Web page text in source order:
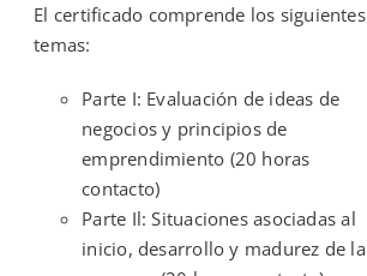
El certificado comprende los siguientes
temas:
Parte I: Evaluación de ideas de
negocios y principios de
emprendimiento (20 horas
contacto)
Parte Il: Situaciones asociadas al
inicio, desarrollo y madurez de la